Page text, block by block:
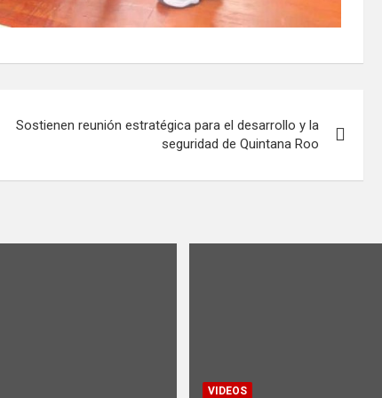
Sostienen reunión estratégica para el desarrollo y la
seguridad de Quintana Roo
VIDEOS